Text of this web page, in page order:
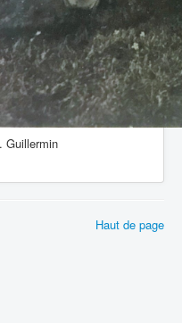
Guillermin
Haut de page